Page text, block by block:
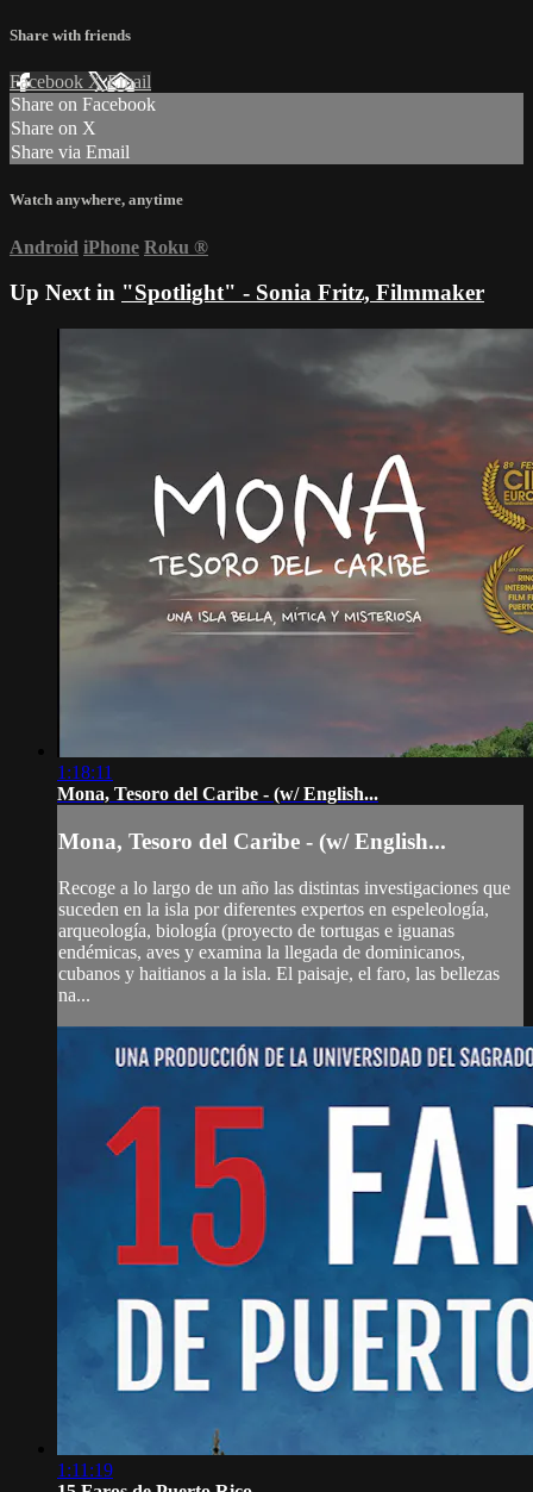
Share with friends
Facebook XEmail
Share on Facebook
Share on X
Share via Email
Watch anywhere, anytime
Android iPhone Roku ®
Up Next in "Spotlight" - Sonia Fritz, Filmmaker
1:18:11
Mona, Tesoro del Caribe - (w/ English...
Mona, Tesoro del Caribe - (w/ English...
Recoge a lo largo de un año las distintas investigaciones que
suceden en la isla por diferentes expertos en espeleología,
arqueología, biología (proyecto de tortugas e iguanas
endémicas, aves y examina la llegada de dominicanos,
cubanos y haitianos a la isla. El paisaje, el faro, las bellezas
na...
1:11:19